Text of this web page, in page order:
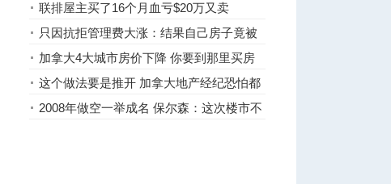
联排屋主买了16个月血亏$20万又卖
只因抗拒管理费大涨：结果自己房子竟被
拍卖了
加拿大4大城市房价下降 你要到那里买房
吗？
这个做法要是推开 加拿大地产经纪恐怕都
要失业
2008年做空一举成名 保尔森：这次楼市不